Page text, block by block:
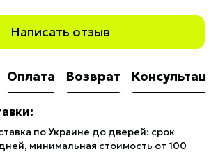
Написать отзыв
Оплата Возврат
по Украине до дверей: срок
минимальная стоимость от 100